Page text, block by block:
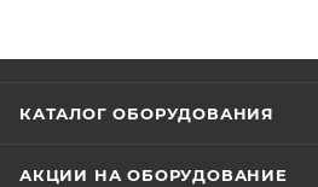
КАТАЛОГ ОБОРУДОВАНИЯ
АКЦИИ НА ОБОРУДОВАНИЕ